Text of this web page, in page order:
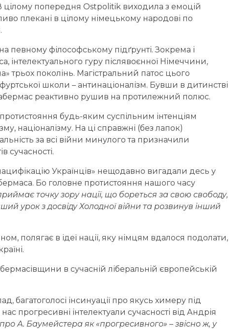
цілому попередня Ostpolitik виходила з емоцій
плекані в цілому німецькому народові по
певному філософському підґрунті. Зокрема і
інтелектуального гуру післявоєнної Німеччини,
трьох поколінь. Магістральний патос цього
школи – антинаціоналізм. Бувши в дитинстві
реактивно рушив на протилежний полюс.
будь-яким суспільним інтенціям
націоналізму. На ці справжні (без лапок)
за всі війни минулого та призначили
сучасності.
Українців» нещодавно вигадали десь у
Бо головне протистояння нашого часу
точку зору нації, що бореться за свою свободу,
урок з досвіду Холодної війни та розвинув інший
полягає в ідеї нації, яку німцям вдалося подолати,
в сучасній ліберальній європейській
багатоголосі інсинуації про якусь химеру під
прогресивні інтелектуали сучасності від Андрія
А. Баумейстера як «прогресивного» – звісно ж, у